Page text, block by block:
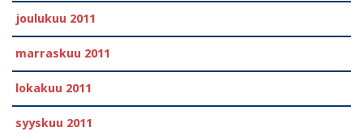
joulukuu 2011
marraskuu 2011
lokakuu 2011
syyskuu 2011